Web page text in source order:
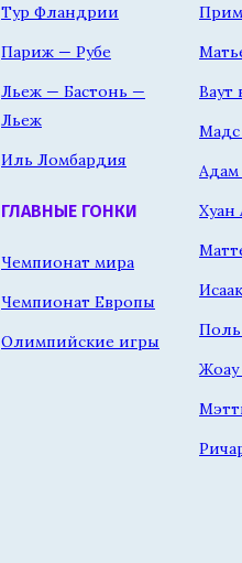
Тур Фландрии
Париж — Рубе
Льеж — Бастонь —
Льеж
Иль Ломбардия
ГЛАВНЫЕ ГОНКИ
Чемпионат мира
Чемпионат Европы
Олимпийские игры
Ваут
Адам
Хуан